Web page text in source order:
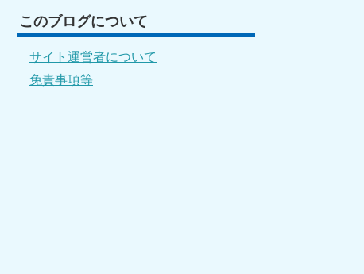
このブログについて
サイト運営者について
免責事項等